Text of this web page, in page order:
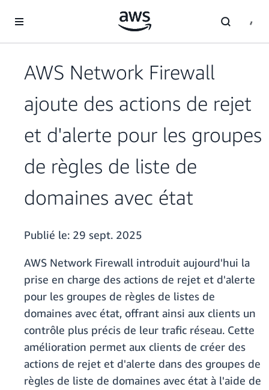
AWS Network Firewall
ajoute des actions de rejet
et d'alerte pour les groupes
de règles de liste de
domaines avec état
Publié le: 29 sept. 2025
AWS Network Firewall introduit aujourd'hui la
prise en charge des actions de rejet et d'alerte
pour les groupes de règles de listes de
domaines avec état, offrant ainsi aux clients un
contrôle plus précis de leur trafic réseau. Cette
amélioration permet aux clients de créer des
actions de rejet et d'alerte dans des groupes de
règles de liste de domaines avec état à l'aide de